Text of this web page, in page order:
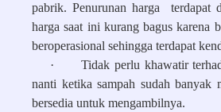
pabrik. Penurunan harga terdapat
harga saat ini kurang bagus karena
beroperasional sehingga terdapat
·
Tidak perlu khawatir
nanti ketika sampah sudah banyak
bersedia untuk mengambilnya.